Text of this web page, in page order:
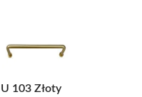
U 103 Złoty